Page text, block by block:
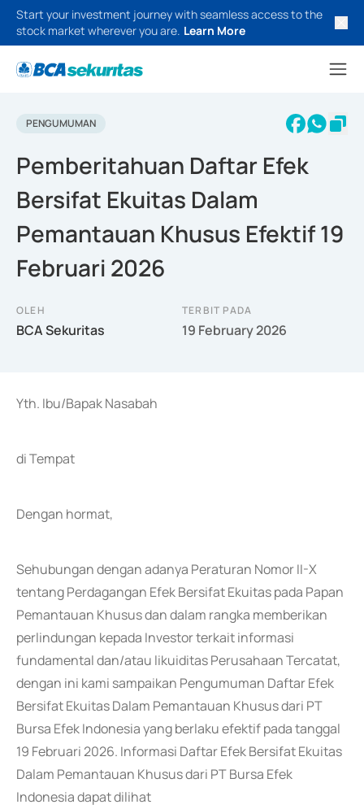
Start your investment journey with seamless access to the
stock market wherever you are. Learn More
PENGUMUMAN
Pemberitahuan Daftar Efek
Bersifat Ekuitas Dalam
Pemantauan Khusus Efektif 19
Februari 2026
OLEH
BCA Sekuritas
TERBIT PADA
19 February 2026
Yth. Ibu/Bapak Nasabah
di Tempat
Dengan hormat,
Sehubungan dengan adanya Peraturan Nomor II-X
tentang Perdagangan Efek Bersifat Ekuitas pada Papan
Pemantauan Khusus dan dalam rangka memberikan
perlindungan kepada Investor terkait informasi
fundamental dan/atau likuiditas Perusahaan Tercatat,
dengan ini kami sampaikan Pengumuman Daftar Efek
Bersifat Ekuitas Dalam Pemantauan Khusus dari PT
Bursa Efek Indonesia yang berlaku efektif pada tanggal
19 Februari 2026. Informasi Daftar Efek Bersifat Ekuitas
Dalam Pemantauan Khusus dari PT Bursa Efek
Indonesia dapat dilihat